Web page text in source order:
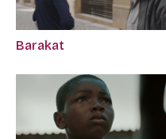
Barakat